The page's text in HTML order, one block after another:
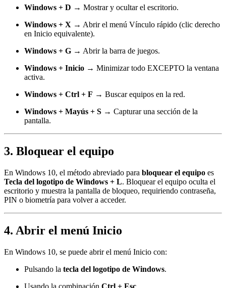
Windows + D → Mostrar y ocultar el escritorio.
Windows + X → Abrir el menú Vínculo rápido (clic derecho
en Inicio equivalente).
Windows + G → Abrir la barra de juegos.
Windows + Inicio → Minimizar todo EXCEPTO la ventana
activa.
Windows + Ctrl + F → Buscar equipos en la red.
Windows + Mayús + S → Capturar una sección de la
pantalla.
3. Bloquear el equipo
En Windows 10, el método abreviado para bloquear el equipo es
Tecla del logotipo de Windows + L. Bloquear el equipo oculta el
escritorio y muestra la pantalla de bloqueo, requiriendo contraseña,
PIN o biometría para volver a acceder.
4. Abrir el menú Inicio
En Windows 10, se puede abrir el menú Inicio con:
Pulsando la tecla del logotipo de Windows.
Usando la combinación Ctrl + Esc